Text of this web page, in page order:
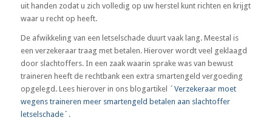
uit handen zodat u zich volledig op uw herstel kunt richten en krijgt
waar u recht op heeft.
De afwikkeling van een letselschade duurt vaak lang. Meestal is
een verzekeraar traag met betalen. Hierover wordt veel geklaagd
door slachtoffers. In een zaak waarin sprake was van bewust
traineren heeft de rechtbank een extra smartengeld vergoeding
opgelegd. Lees hierover in ons blogartikel ´Verzekeraar moet
wegens traineren meer smartengeld betalen aan slachtoffer
letselschade´ .